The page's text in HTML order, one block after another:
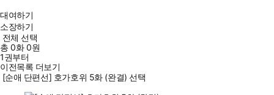
대여하기
소장하기
전체 선택
총0화0원
1권부터
이전목록 더보기
[순애 단편선] 호가호위 5화 (완결) 선택